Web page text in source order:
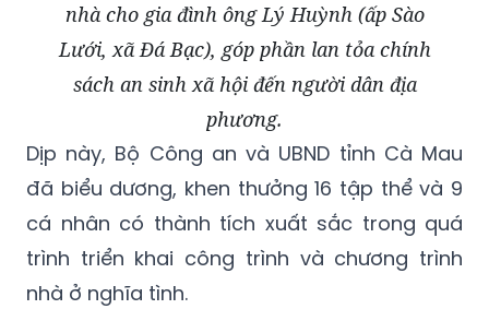
nhà cho gia đình ông Lý Huỳnh (ấp Sào
Lưới, xã Đá Bạc), góp phần lan tỏa chính
sách an sinh xã hội đến người dân địa
phương.
Dịp này, Bộ Công an và UBND tỉnh Cà Mau
đã biểu dương, khen thưởng 16 tập thể và 9
cá nhân có thành tích xuất sắc trong quá
trình triển khai công trình và chương trình
nhà ở nghĩa tình.